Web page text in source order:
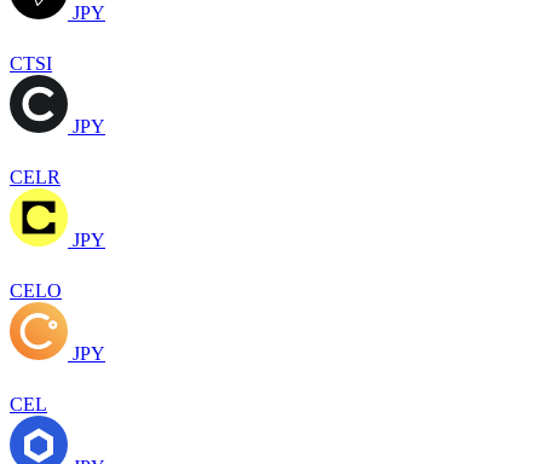
JPY
CTSI
JPY
CELR
JPY
CELO
JPY
CEL